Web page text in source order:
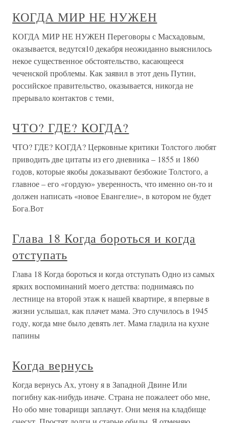
КОГДА МИР НЕ НУЖЕН
КОГДА МИР НЕ НУЖЕН Переговоры с Масхадовым,
оказывается, ведутся10 декабря неожиданно выяснилось
некое существенное обстоятельство, касающееся
чеченской проблемы. Как заявил в этот день Путин,
российское правительство, оказывается, никогда не
прерывало контактов с теми,
ЧТО? ГДЕ? КОГДА?
ЧТО? ГДЕ? КОГДА? Церковные критики Толстого любят
приводить две цитаты из его дневника – 1855 и 1860
годов, которые якобы доказывают безбожие Толстого, а
главное – его «гордую» уверенность, что именно он-то и
должен написать «новое Евангелие», в котором не будет
Бога.Вот
Глава 18 Когда бороться и когда
отступать
Глава 18 Когда бороться и когда отступать Одно из самых
ярких воспоминаний моего детства: поднимаясь по
лестнице на второй этаж к нашей квартире, я впервые в
жизни услышал, как плачет мама. Это случилось в 1945
году, когда мне было девять лет. Мама гладила на кухне
папины
Когда вернусь
Когда вернусь Ах, утону я в Западной Двине Или
погибну как-нибудь иначе. Страна не пожалеет обо мне,
Но обо мне товарищи заплачут. Они меня на кладбище